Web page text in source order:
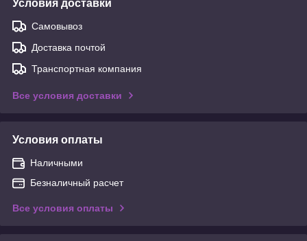
Условия доставки
Самовывоз
Доставка почтой
Транспортная компания
Все условия доставки
Условия оплаты
Наличными
Безналичный расчет
Все условия оплаты